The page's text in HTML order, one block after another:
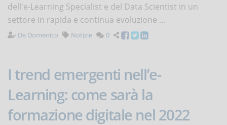
dell'e-Learning Specialist e del Data Scientist in un
settore in rapida e continua evoluzione ...
De Domenico Notizie 0
I trend emergenti nell’e-
Learning: come sarà la
formazione digitale nel 2022